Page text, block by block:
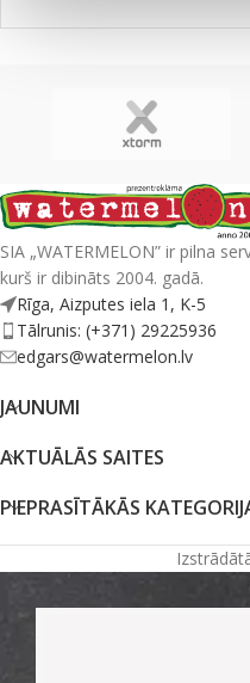
SIA „WATERMELON” ir pilna
kurš ir dibināts 2004. gadā.
Rīga, Aizputes iela 1, K-5
Tālrunis: (+371) 29225936
edgars@watermelon.lv
JAUNUMI
AKTUĀLĀS SAITES
PIEPRASĪTĀKĀS